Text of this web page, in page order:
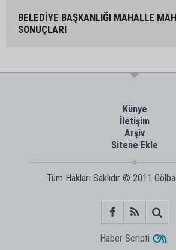
BELEDİYE BAŞKANLIĞI MAHALLE
SONUÇLARI
Künye
İletişim
Arşiv
Sitene Ekle
Tüm Hakları Saklıdır © 2011
Haber Scripti